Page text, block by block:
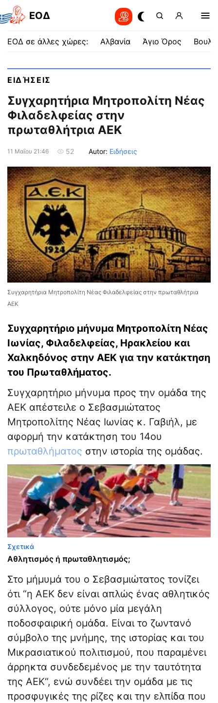
EOΔ
ΕΟΔ σε άλλες χώρες: Αλβανία Άγιο Όρος
ΕΙΔΉΣΕΙΣ
Συγχαρητήρια Μητροπολίτη Νέας
Φιλαδελφείας στην
πρωταθλήτρια ΑΕΚ
11 Μαΐου 21:46 52 Autor: Ειδήσεις
Συγχαρητήρια Μητροπολίτη Νέας Φιλαδελφείας στην πρωταθλήτρια
ΑΕΚ
Συγχαρητήριο μήνυμα Μητροπολίτη Νέας
Ιωνίας, Φιλαδελφείας, Ηρακλείου και
Χαλκηδόνος στην ΑΕΚ για την κατάκτηση
του Πρωταθλήματος.
Συγχαρητήριο μήνυμα προς την ομάδα της
ΑΕΚ απέστειλε ο Σεβασμιώτατος
Μητροπολίτης Νέας Ιωνίας κ. Γαβιήλ, με
αφορμή την κατάκτηση του 14ου
πρωταθλήματος στην ιστορία της ομάδας.
Σχετικά
Αθλητισμός ή πρωταθλητισμός;
Στο μήμυμά του ο Σεβασμιώτατος τονίζει
ότι “η ΑΕΚ δεν είναι απλώς ένας αθλητικός
σύλλογος, ούτε μόνο μία μεγάλη
ποδοσφαιρική ομάδα. Είναι το ζωντανό
σύμβολο της μνήμης, της ιστορίας και του
Μικρασιατικού πολιτισμού, που παραμένει
άρρηκτα συνδεδεμένος με την ταυτότητα
της ΑΕΚ“, ενώ συνδέει την ομάδα με τις
προσφυγικές της ρίζες και την ελπίδα που